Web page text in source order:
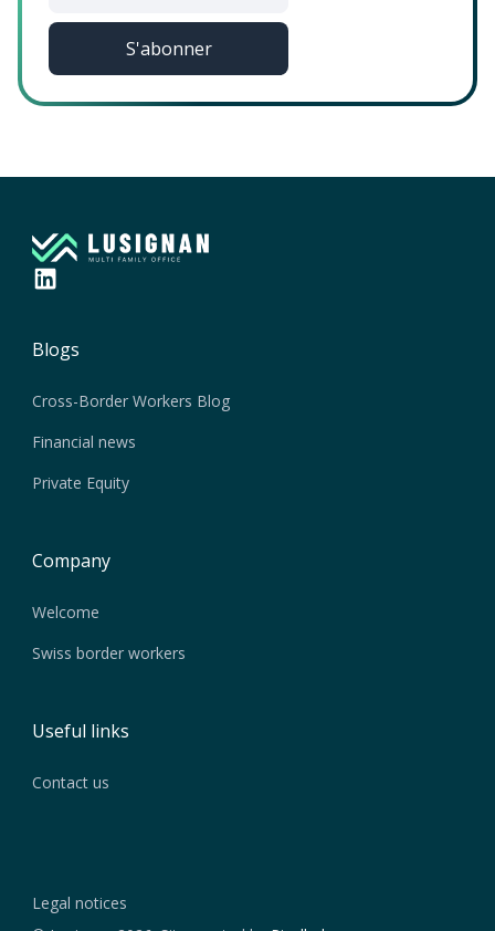
Blogs
Cross-Border Workers Blog
Financial news
Private Equity
Company
Welcome
Swiss border workers
Useful links
Contact us
Legal notices